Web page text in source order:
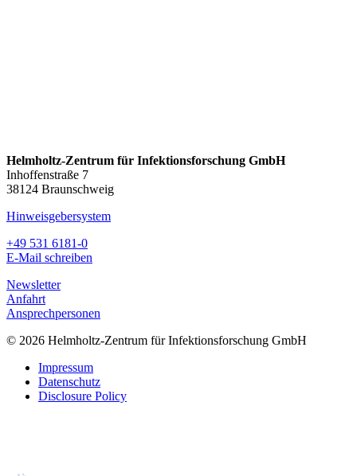
Helmholtz-Zentrum für Infektionsforschung GmbH
Inhoffenstraße 7
38124 Braunschweig
Hinweisgebersystem
+49 531 6181-0
E-Mail schreiben
Newsletter
Anfahrt
Ansprechpersonen
© 2026 Helmholtz-Zentrum für Infektionsforschung GmbH
Impressum
Datenschutz
Disclosure Policy